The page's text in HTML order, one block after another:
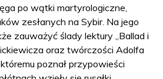
po wątki martyrologiczne,
zesłanych na Sybir. Na jego
zauważyć ślady lektury „Ballad i
oraz twórczości Adolfa
poznał przypowieści